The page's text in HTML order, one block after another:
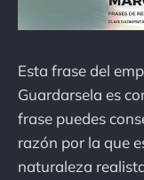
Esta frase del
Guardarsela es
frase puedes
razón por la que
naturaleza